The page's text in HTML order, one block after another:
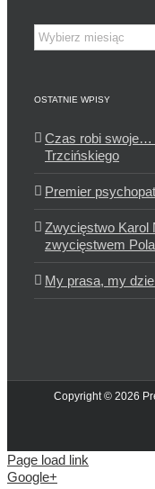
Archiwum
OSTATNIE WPISY
Czas robi swoje…
Trzcińskiego
Premier
Zwycięstwo Karol
zwycięstwem
My prasa, my
Copyright © 2026
Page load link
Google+